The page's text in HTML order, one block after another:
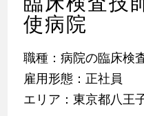
使病院
職種：病院の臨床検
雇用形態：正社員
エリア：東京都八王